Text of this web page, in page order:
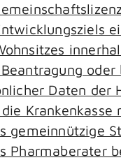
Daten der
Krankenkasse
gemeinnützige
Pharmaberater